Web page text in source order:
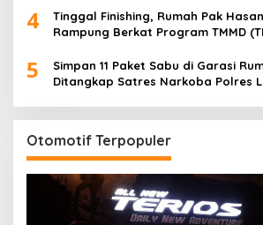
4
Tinggal Finishing, Rumah Pak
Rampung Berkat Program TMMD
5
Simpan 11 Paket Sabu di Garasi
Ditangkap Satres Narkoba Polres
Otomotif Terpopuler